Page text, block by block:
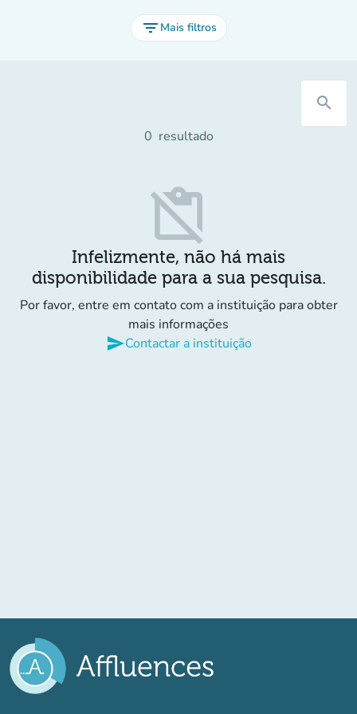
filter_list Mais filtros
search
0 resultado
content_paste_off
Infelizmente, não há mais
disponibilidade para a sua pesquisa.
Por favor, entre em contato com a instituição para obter
mais informações
sendContactar a instituição